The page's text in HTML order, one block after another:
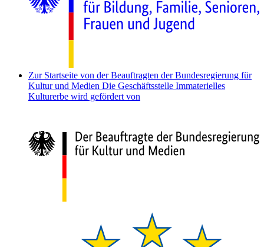
Zur Startseite von der Beauftragten der Bundesregierung für
Kultur und Medien Die Geschäftsstelle Immaterielles
Kulturerbe wird gefördert von